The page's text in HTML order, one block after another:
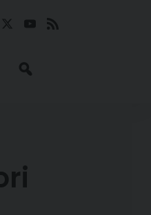
Instagram YouTube